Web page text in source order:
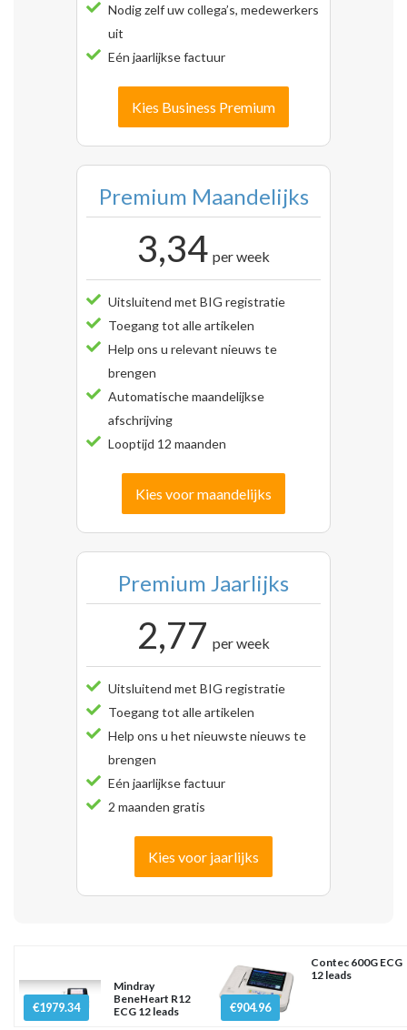
Nodig zelf uw collega’s, medewerkers
uit
Eén jaarlijkse factuur
Kies Business Premium
Premium Maandelijks
3,34 per week
Uitsluitend met BIG registratie
Toegang tot alle artikelen
Help ons u relevant nieuws te
brengen
Automatische maandelijkse
afschrijving
Looptijd 12 maanden
Kies voor maandelijks
Premium Jaarlijks
2,77 per week
Uitsluitend met BIG registratie
Toegang tot alle artikelen
Help ons u het nieuwste nieuws te
brengen
Eén jaarlijkse factuur
2 maanden gratis
Kies voor jaarlijks
€1979.34
Mindray
BeneHeart R12
ECG 12 leads
€904.96
Contec 600G ECG
12 leads